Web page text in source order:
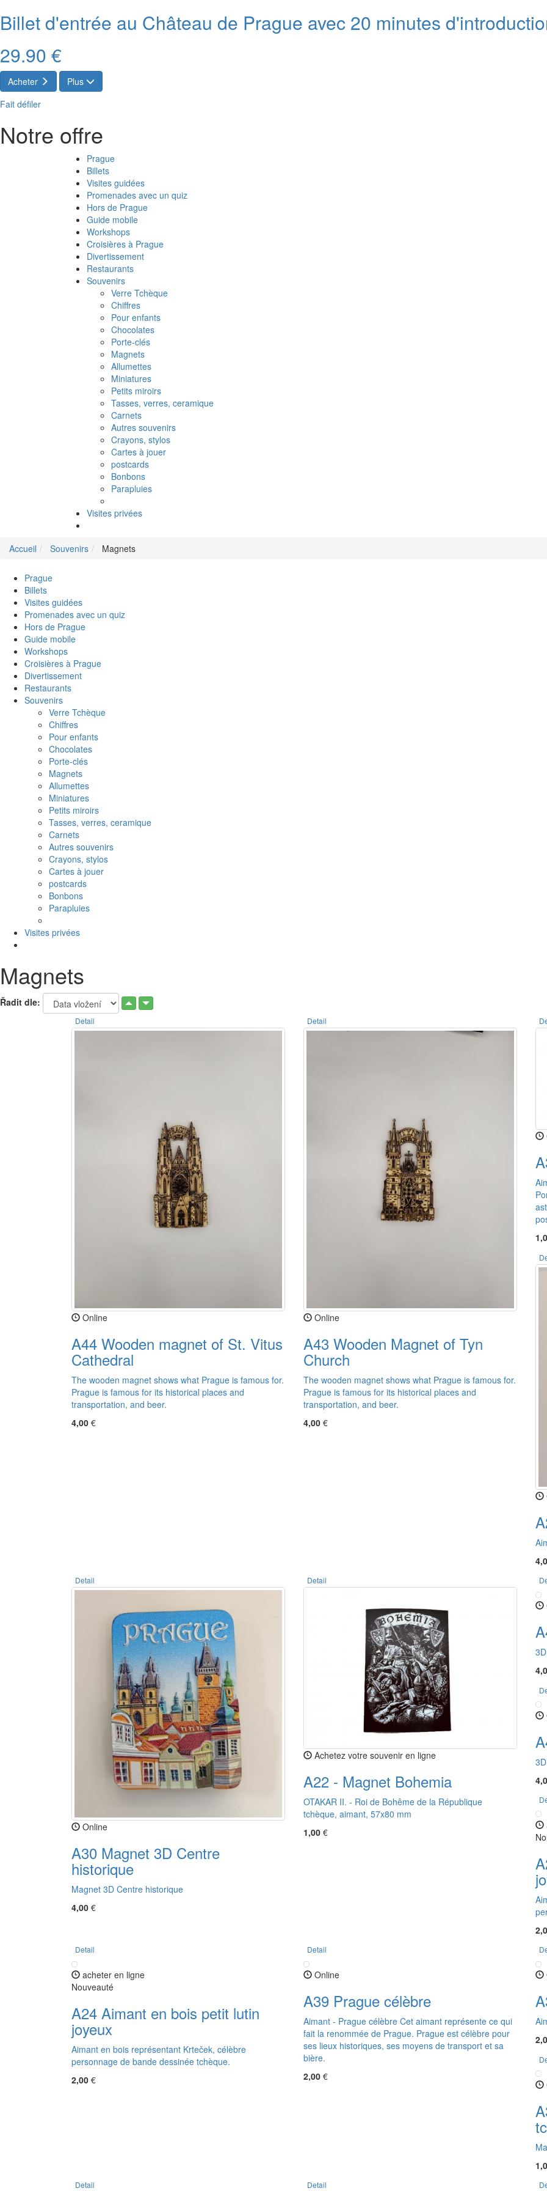
Billet d'entrée au Château de Prague avec 20 minutes
29.90 €
Acheter
Plus
Fait défiler
Notre offre
Prague
Billets
Visites guidées
Promenades avec un quiz
Hors de Prague
Guide mobile
Workshops
Croisières à Prague
Divertissement
Restaurants
Souvenirs
Verre Tchèque
Chiffres
Pour enfants
Chocolates
Porte-clés
Magnets
Allumettes
Miniatures
Petits miroirs
Tasses, verres, ceramique
Carnets
Autres souvenirs
Crayons, stylos
Cartes à jouer
postcards
Bonbons
Parapluies
Visites privées
Accueil Souvenirs Magnets
Prague
Billets
Visites guidées
Promenades avec un quiz
Hors de Prague
Guide mobile
Workshops
Croisières à Prague
Divertissement
Restaurants
Souvenirs
Verre Tchèque
Chiffres
Pour enfants
Chocolates
Porte-clés
Magnets
Allumettes
Miniatures
Petits miroirs
Tasses, verres, ceramique
Carnets
Autres souvenirs
Crayons, stylos
Cartes à jouer
postcards
Bonbons
Parapluies
Visites privées
Magnets
Řadit dle:
Detail
Online
A44 Wooden magnet of St. Vitus
Cathedral
The wooden magnet shows what Prague is famous for.
Prague is famous for its historical places and
transportation, and beer.
4,00 €
Detail
Online
A43 Wooden Magnet of Tyn
Church
The wooden magnet shows what Prague is famous for.
Prague is famous for its historical places and
transportation, and beer.
4,00 €
Detail
Online
A30 Magnet 3D Centre
historique
Magnet 3D Centre historique
4,00 €
Detail
Achetez votre souvenir en ligne
A22 - Magnet Bohemia
OTAKAR II. - Roi de Bohême de la République
tchèque, aimant, 57x80 mm
1,00 €
Detail
acheter en ligne
Nouveauté
A24 Aimant en bois petit lutin
joyeux
Aimant en bois représentant Krteček, célèbre
personnage de bande dessinée tchèque.
2,00 €
Detail
Online
A39 Prague célèbre
Aimant - Prague célèbre Cet aimant représente ce qui
fait la renommée de Prague. Prague est célèbre pour
ses lieux historiques, ses moyens de transport et sa
bière.
2,00 €
Detail Detail